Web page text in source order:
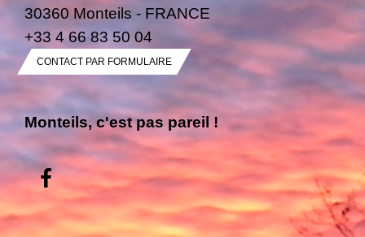
30360 Monteils - FRANCE
+33 4 66 83 50 04
CONTACT PAR FORMULAIRE
Monteils, c'est pas pareil !